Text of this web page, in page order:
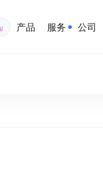
生意专家
产品 服务 公司